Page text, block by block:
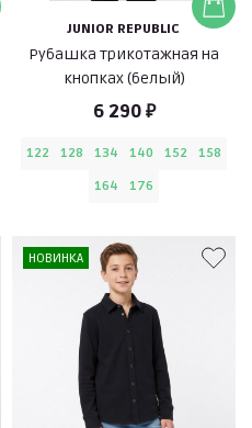
JUNIOR REPUBLIC
Рубашка трикотажная на
кнопках (белый)
6 290 ₽
122 128 134 140 152
158
164
176
НОВИНКА